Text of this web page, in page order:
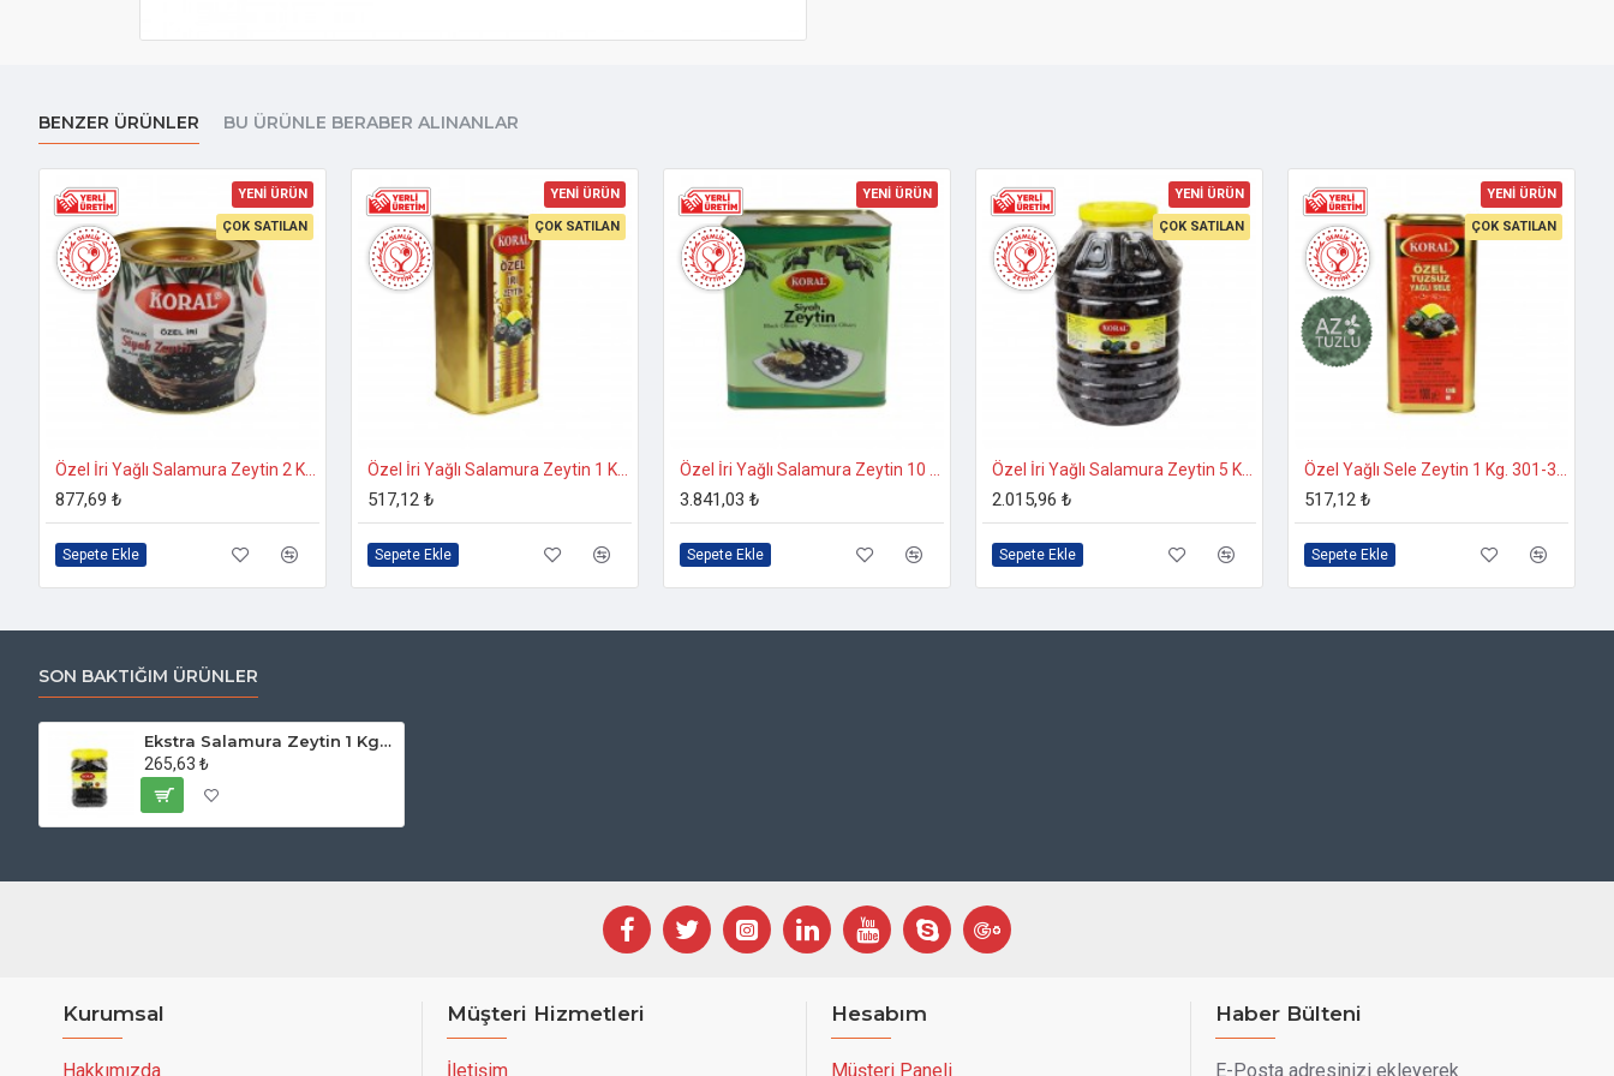
BENZER ÜRÜNLER BU ÜRÜNLE BERABER ALINANLAR
YENİ ÜRÜN
ÇOK SATILAN
877,69 ₺
Sepete Ekle
YENİ ÜRÜN
ÇOK SATILAN
517,12 ₺
Sepete Ekle
YENİ ÜRÜN
3.841,03 ₺
Sepete Ekle
YENİ ÜRÜN
ÇOK SATILAN
2.015,96 ₺
Sepete Ekle
YENİ ÜRÜN
ÇOK SATILAN
517,12 ₺
Sepete Ekle
SON BAKTIĞIM ÜRÜNLER
Ekstra Salamura Zeytin 1 Kg. 321-360 Kalibre
265,63 ₺
Kurumsal
Hakkımızda
Müşteri Hizmetleri
İletişim
Hesabım
Müşteri Paneli
Haber Bülteni
E-Posta adresinizi ekleyerek